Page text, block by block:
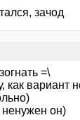
зачод
=\
как вариант
ненужен он)